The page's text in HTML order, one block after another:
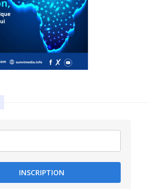
INSCRIPTION